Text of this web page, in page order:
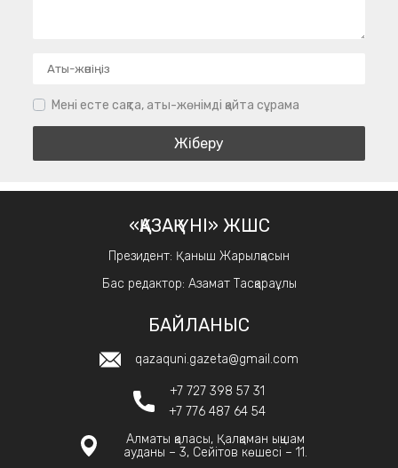
Мені есте сақта, аты-жөнімді қайта сұрама
«ҚАЗАҚ ҮНІ» ЖШС
Президент: Қаныш Жарылқасын
Бас редактор: Азамат Тасқараұлы
БАЙЛАНЫС
qazaquni.gazeta@gmail.com
+7 727 398 57 31
+7 776 487 64 54
Алматы қаласы, Қалқаман ықшам
ауданы – 3, Сейітов көшесі – 11.